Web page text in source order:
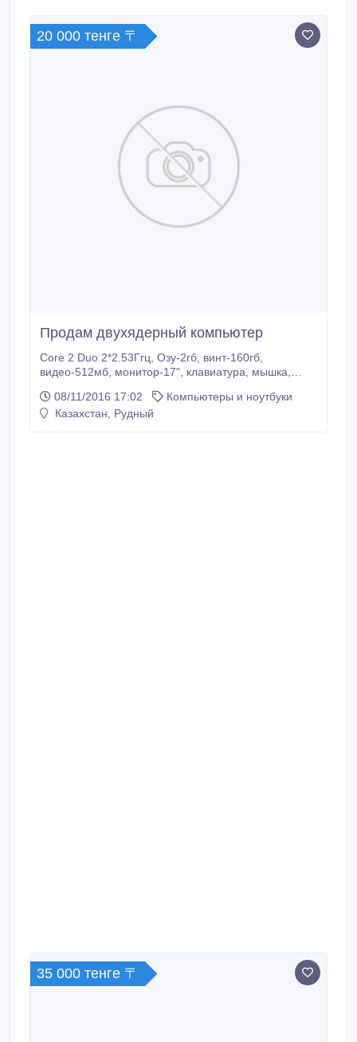
20 000 тенге 〒
Продам двухядерный компьютер
Core 2 Duo 2*2.53Ггц, Озу-2гб, винт-160гб,
видео-512мб, монитор-17", клавиатура, мышка,
08/11/2016 17:02
Компьютеры и ноутбуки
Казахстан, Рудный
35 000 тенге 〒